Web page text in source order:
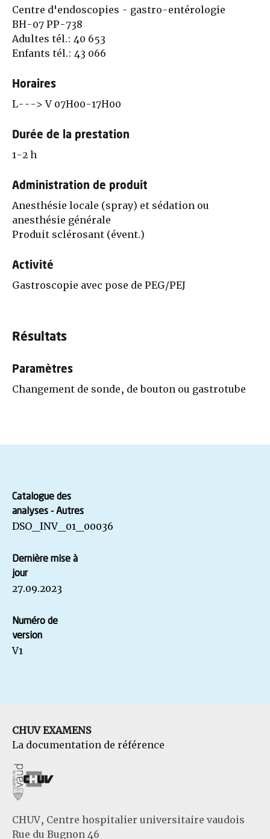
Centre d'endoscopies - gastro-entérologie
BH-07 PP-738
Adultes tél.: 40 653
Enfants tél.: 43 066
Horaires
L---> V 07H00-17H00
Durée de la prestation
1-2 h
Administration de produit
Anesthésie locale (spray) et sédation ou
anesthésie générale
Produit sclérosant (évent.)
Activité
Gastroscopie avec pose de PEG/PEJ
Résultats
Paramètres
Changement de sonde, de bouton ou gastrotube
Catalogue des
analyses - Autres
DSO_INV_01_00036
Dernière mise à
jour
27.09.2023
Numéro de
version
V1
CHUV EXAMENS
La documentation de référence
CHUV, Centre hospitalier universitaire vaudois
Rue du Bugnon 46